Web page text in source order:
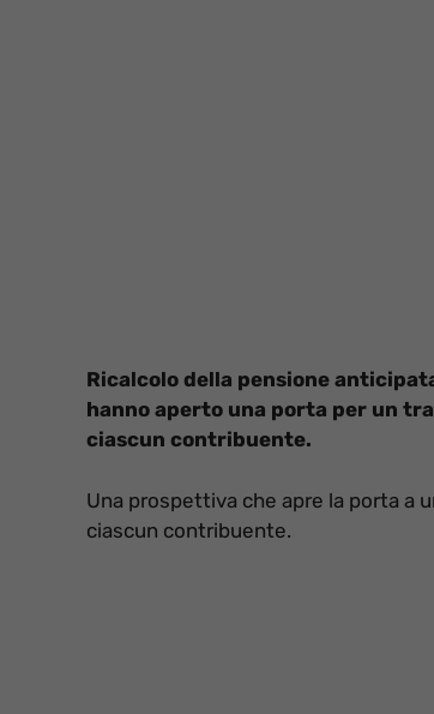
Ricalcolo della pensione
hanno aperto una porta per un
ciascun contribuente.
Una prospettiva che apre la porta a
ciascun contribuente.